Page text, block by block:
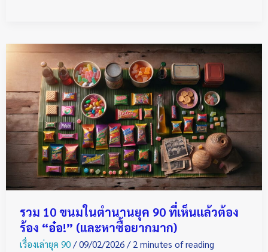
รวม 10 ขนมในตำนานยุค 90 ที่เห็นแล้วต้อง
ร้อง “อ๋อ!” (และหาซื้อยากมาก)
เรื่องเล่ายุค 90/09/02/2026 / 2 minutes of reading
รวม
ใน
ตำนาน
ยุค
90
แล้ว
ร้อง
“อ๋อ!”
(และ